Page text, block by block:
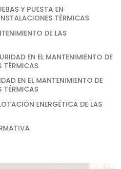
Y PUESTA EN
TÉRMICAS
DE LAS
EN EL MANTENIMIENTO DE
TÉRMICAS
EN EL MANTENIMIENTO DE
TÉRMICAS
ENERGÉTICA DE LAS